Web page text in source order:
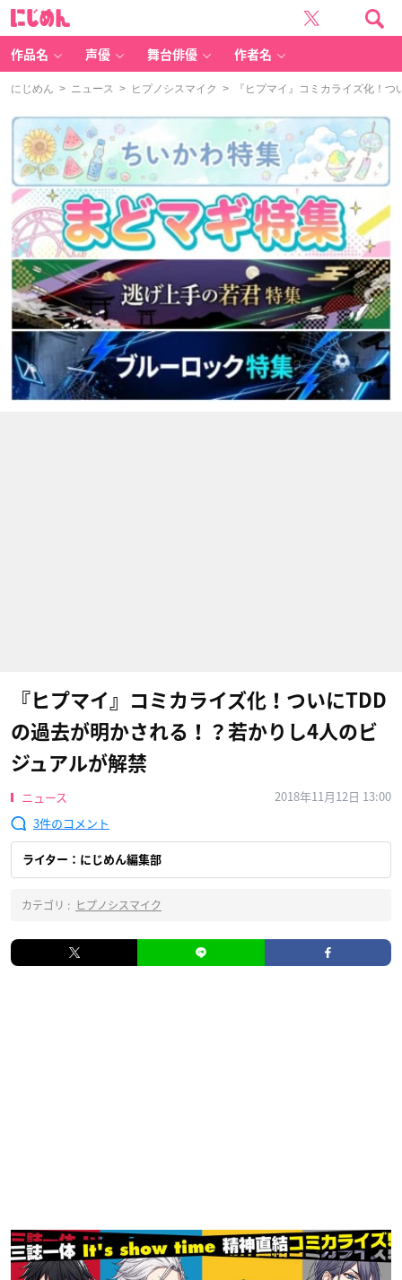
作品名 声優 舞台俳優 作者名
にじめん > ニュース > ヒプノシスマイク > 『ヒプマイ』コミカライズ化！つ
『ヒプマイ』コミカライズ化！ついにTDD
の過去が明かされる！？若かりし4人のビ
ジュアルが解禁
ニュース
2018年11月12日 13:00
3
ライター：にじめん編集部
カテゴリ : ヒプノシスマイク